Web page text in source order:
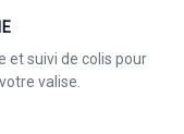
et suivi de colis pour
valise.